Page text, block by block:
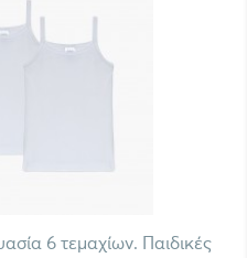
6 τεμαχίων. Παιδικές